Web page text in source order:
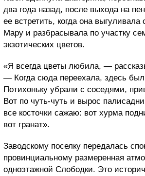
два года назад, после выхода на
ее встретить, когда она выгуливала
Мару и разбрасывала по участку
экзотических цветов.
«Я всегда цветы любила, —
— Когда сюда переехала, здесь
Потихоньку убрали с соседями,
Вот по чуть-чуть и вырос
все косточки сажаю: вот хурма
вот гранат».
Заводскому поселку передалась
провинциальному размеренная
одноэтажной Слободки. Это